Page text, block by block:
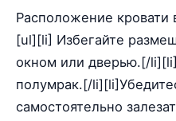
Расположение кровати
[ul][li] Избегайте
окном или дверью.[/
полумрак.[/
самостоятельно